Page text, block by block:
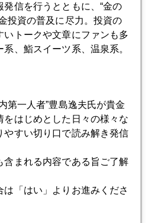
ト記載地図
グ更新
金買い
信を行うとともに、“金の
投資の普及に尽力。投資の
いトークや文章にファンも多
、鮨スイーツ系、温泉系。
第一人者”豊島逸夫氏が貴金
をはじめとした日々の様々な
やすい切り口で読み解き発信
含まれる内容である旨ご了解
は「はい」よりお進みくださ